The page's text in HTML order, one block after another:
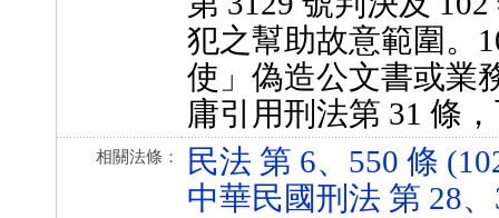
犯之幫助故意範圍。
使」偽造公文書或業
庸引用刑法第 31 條
相關法條：
民法 第 6、550 條
中華民國刑法 第 28